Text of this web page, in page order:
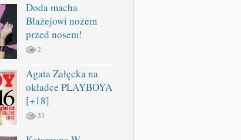
Doda macha
Błażejowi nożem
przed nosem!
2
Agata Załęcka na
okładce PLAYBOYA
[+18]
33